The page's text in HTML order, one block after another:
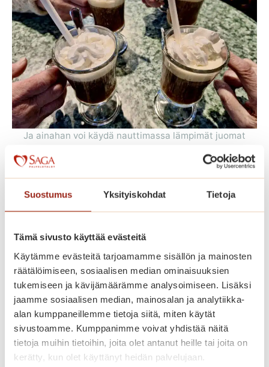
Suostumus Yksityiskohdat Tietoja
Tämä sivusto käyttää evästeitä
Käytämme evästeitä tarjoamamme sisällön ja mainosten
räätälöimiseen, sosiaalisen median ominaisuuksien
tukemiseen ja kävijämäärämme analysoimiseen. Lisäksi
jaamme sosiaalisen median, mainosalan ja analytiikka-
alan kumppaneillemme tietoja siitä, miten käytät
sivustoamme. Kumppanimme voivat yhdistää näitä
tietoja muihin tietoihin, joita olet antanut heille tai joita on
kerätty, kun olet käyttänyt heidän palvelujaan.
Ja ainahan voi käydä nauttimassa lämpimät juomat
kansallisrunoilijamme J. L. Runebergin päivää.
Jälkiruokana oli herkullisia
runebergintorttuja
Raisionseudun Lausujat
vierailivat runopiirissämme.